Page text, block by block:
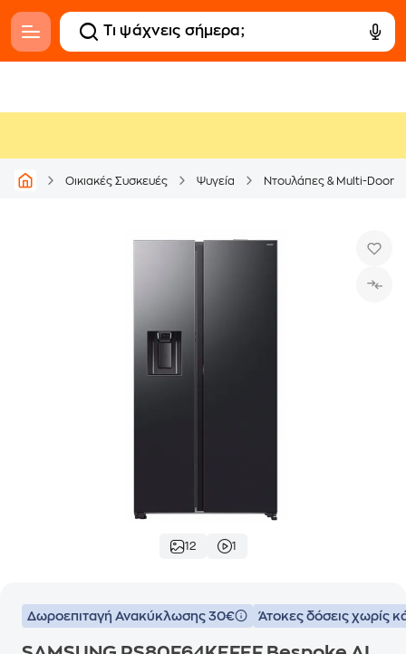
Οικιακές Συσκευές Ψυγεία Ντουλάπες & Multi-Door
12 1
Δωροεπιταγή Ανακύκλωσης 30€ Άτοκες δόσεις χωρίς